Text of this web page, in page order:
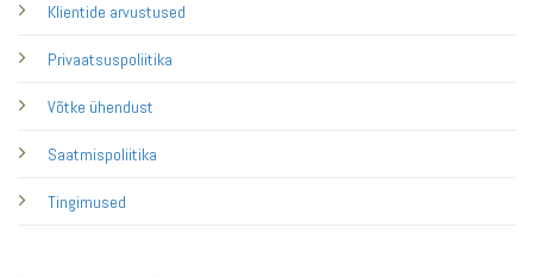
Klientide arvustused
Privaatsuspoliitika
Võtke ühendust
Saatmispoliitika
Tingimused